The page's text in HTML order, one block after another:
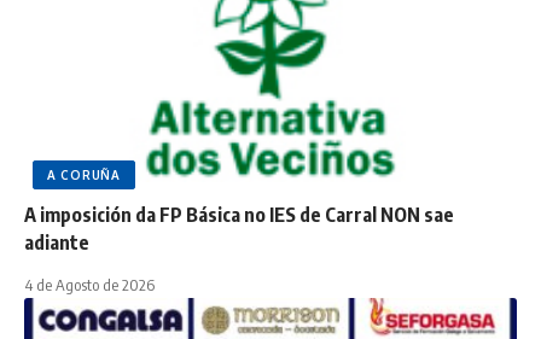
A CORUÑA
A imposición da FP Básica no IES de Carral NON sae
adiante
4 de Agosto de 2026